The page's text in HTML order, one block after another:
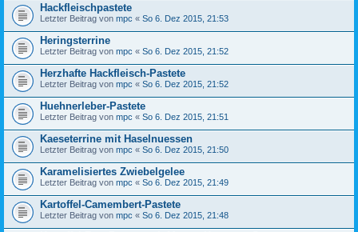
Hackfleischpastete
Letzter Beitrag von mpc « So 6. Dez 2015, 21:53
Heringsterrine
Letzter Beitrag von mpc « So 6. Dez 2015, 21:52
Herzhafte Hackfleisch-Pastete
Letzter Beitrag von mpc « So 6. Dez 2015, 21:52
Huehnerleber-Pastete
Letzter Beitrag von mpc « So 6. Dez 2015, 21:51
Kaeseterrine mit Haselnuessen
Letzter Beitrag von mpc « So 6. Dez 2015, 21:50
Karamelisiertes Zwiebelgelee
Letzter Beitrag von mpc « So 6. Dez 2015, 21:49
Kartoffel-Camembert-Pastete
Letzter Beitrag von mpc « So 6. Dez 2015, 21:48